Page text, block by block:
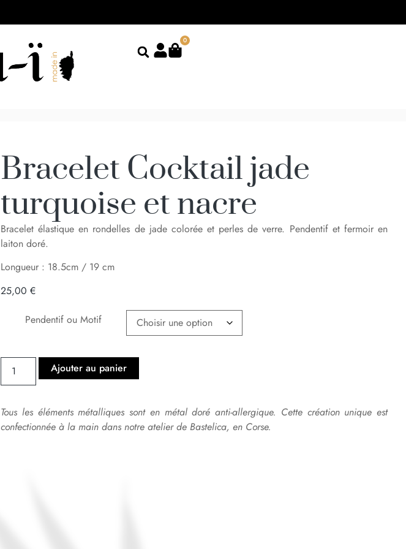
0
Bracelet Cocktail jade
turquoise et nacre
Bracelet élastique en rondelles de jade colorée et perles de verre. Pendentif et fermoir en
laiton doré.
Longueur : 18.5cm / 19 cm
25,00 €
Pendentif ou Motif
Ajouter au panier
Tous les éléments métalliques sont en métal doré anti-allergique. Cette création unique est
confectionnée à la main dans notre atelier de Bastelica, en Corse.